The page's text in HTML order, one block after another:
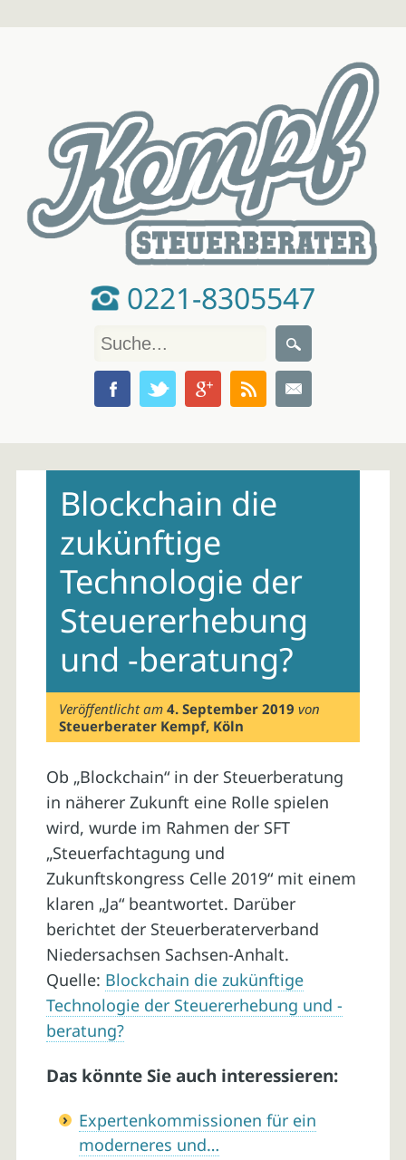
0221-8305547
contentBlockchain die
zukünftige
Technologie der
Steuererhebung
und -beratung?
Veröffentlicht am4. September 2019 von
Steuerberater Kempf, Köln
Ob „Blockchain“ in der Steuerberatung
in näherer Zukunft eine Rolle spielen
wird, wurde im Rahmen der SFT
„Steuerfachtagung und
Zukunftskongress Celle 2019“ mit einem
klaren „Ja“ beantwortet. Darüber
berichtet der Steuerberaterverband
Niedersachsen Sachsen-Anhalt.
Quelle: Blockchain die zukünftige
Technologie der Steuererhebung und -
beratung?
Das könnte Sie auch interessieren:
Expertenkommissionen für ein
moderneres und…